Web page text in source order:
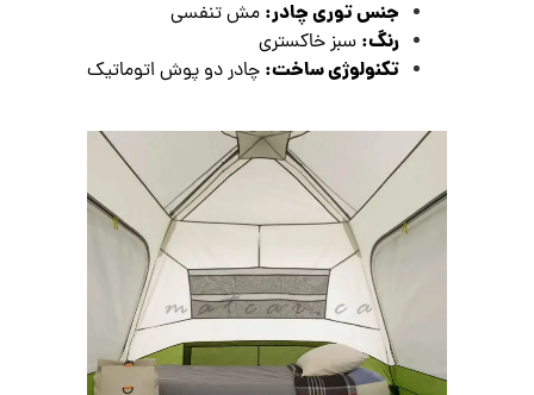
جنس توری چادر: مش تنفسی
رنگ: سبز خاکستری
تکنولوژی ساخت: چادر دو پوش اتوماتیک